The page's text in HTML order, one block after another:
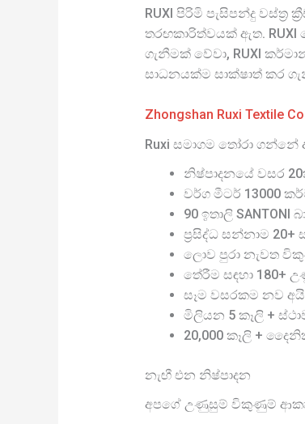
RUXI පිරිමි පැසිපන්දු
තරඟකාරිත්වයක් ඇත.
ගැනීමක් වේවා, RUXI
සාධනයක්ම සාක්ෂාත් කර
Zhongshan Ruxi Textile
Ruxi සමාගම තෝරා ගන්නේ
නිෂ්පාදනයේ වසර
වර්ග මීටර් 13000
90 ඉතාලි
ප්‍රසිද්ධ සන්නාම 20+
ලොව පුරා නැවත
තේරීම සඳහා 180+
සෑම වසරකම නව
මිලියන 5 කෑලි +
20,000 කෑලි +
නැඟී එන නිෂ්පාදන
අපගේ උණුසුම් විකුණුම් ආකෘති